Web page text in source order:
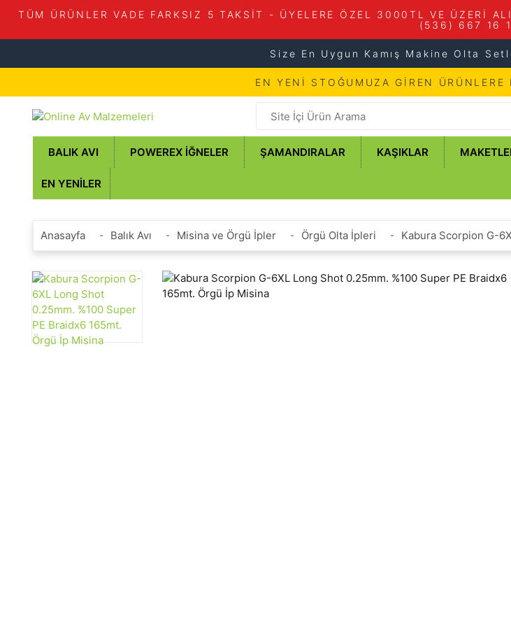
TÜM ÜRÜNLER VADE FARKSIZ 5 TAKSİT - ÜYELERE ÖZEL 3000TL VE ÜZERİ
(536) 667 16
Size En Uygun Kamış Makine Olta
EN YENİ STOĞUMUZA GİREN
BALIK AVI POWEREX İĞNELER ŞAMANDIRALAR KAŞIKLAR
EN YENILER
Anasayfa Balık Avı Misina ve Örgü İpler Örgü Olta İpleri Kabura Scorpion G-